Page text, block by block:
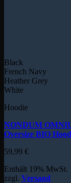
Black
French Navy
Heather Grey
White
Hoodie
NONDUM
Oversize BIO
59,99 €
Enthält 19% MwSt.
zzgl. Versand